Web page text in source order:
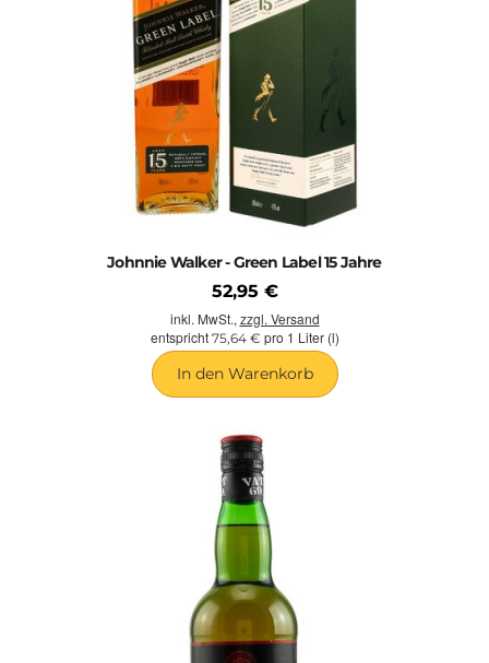
Johnnie Walker - Green Label 15 Jahre
52,95 €
inkl. MwSt., zzgl. Versand
entspricht 75,64 € pro 1 Liter (l)
In den Warenkorb